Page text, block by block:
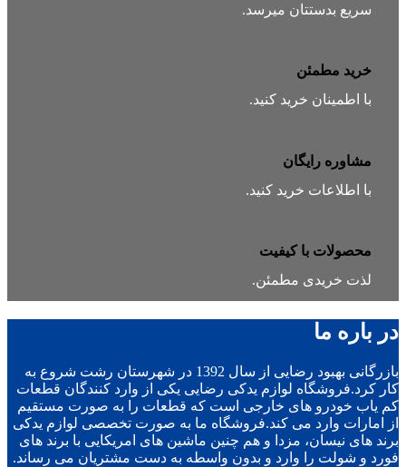
سریع بدستتان میرسد.
خرید مطمئن
با اطمینان خرید کنید.
مشاوره رایگان
با اطلاعات خرید کنید.
محصولات با کیفیت
لذت خریدی مطمئن.
در باره ما
بازرگانی بهبود رضایی از سال 1392 در شهرستان رشت شروع به
کار کرد.فروشگاه لوازم یدکی رضایی یکی از وارد کنندگان قطعات
کم یاب خودرو های خارجی است که قطعات را به صورت مستقیم
از امارات وارد می کند.فروشگاه ما به صورت تخصصی لوازم یدکی
برند های نیسان، مزدا و هم چنین ماشین های امریکایی با برند های
فورد و شولت را وارد و بدون واسطه به دست مشتریان می رساند.